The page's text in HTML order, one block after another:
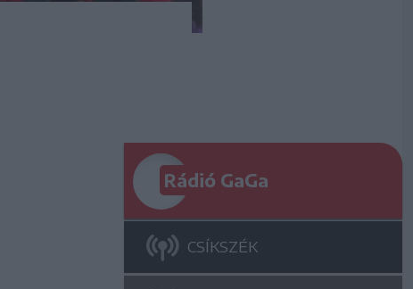
Rádió GaGa
CSÍKSZÉK